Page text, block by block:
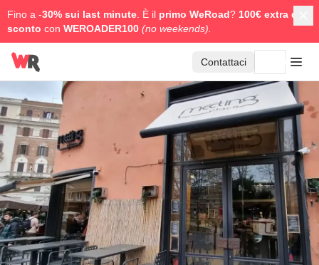
Fino a -30% sui last minute . È il primo WeRoad? 100€ extra di
sconto con WEROADER100 (no weekends).
Contattaci